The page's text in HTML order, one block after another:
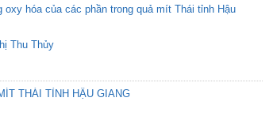
hóa của các phần trong quả mít Thái tỉnh Hậu
Thu Thủy
THÁI TỈNH HẬU GIANG